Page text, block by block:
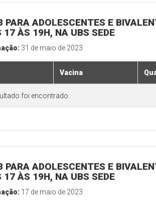
PARA ADOLESCENTES E
17 ÀS 19H, NA UBS SEDE
31 de maio de 2023
Vacina
foi encontrado.
PARA ADOLESCENTES E
17 ÀS 19H, NA UBS SEDE
17 de maio de 2023